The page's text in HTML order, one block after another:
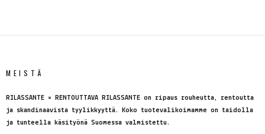
MEISTÄ
RILASSANTE = RENTOUTTAVA RILASSANTE on ripaus rouheutta, rentoutta
ja skandinaavista tyylikkyyttä. Koko tuotevalikoimamme on taidolla
ja tunteella käsityönä Suomessa valmistettu.